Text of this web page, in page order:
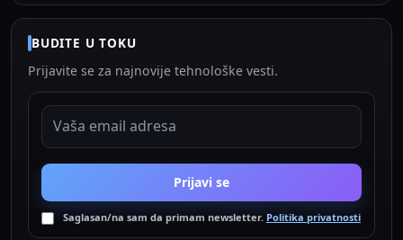
BUDITE U TOKU
Prijavite se za najnovije tehnološke vesti.
EMAIL ADRESA
Prijavi se
Saglasan/na sam da primam newsletter. Politika privatnosti